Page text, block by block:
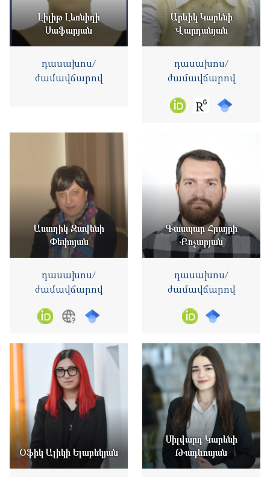
Լիլիթ Լեոնիդի
Սաֆարյան
դասախոս/
ժամավճարով
Արևիկ Կարենի
Վարդանյան
դասախոս/
ժամավճարով
Աստղիկ Զավենի
Փեփոյան
դասախոս/
ժամավճարով
Գասպար Հրայրի
Քոչարյան
դասախոս/
ժամավճարով
Օֆիկ Ալիկի Ելաբեկյան
Սիլվարդ Կարենի
Թադևոսյան